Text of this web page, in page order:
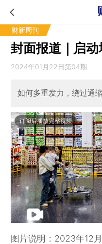
财新周刊
封面报道｜启
2024年01月22日第04期
如何多重发力，绕过通
订阅后播放完整视频
图片说明：2023年12